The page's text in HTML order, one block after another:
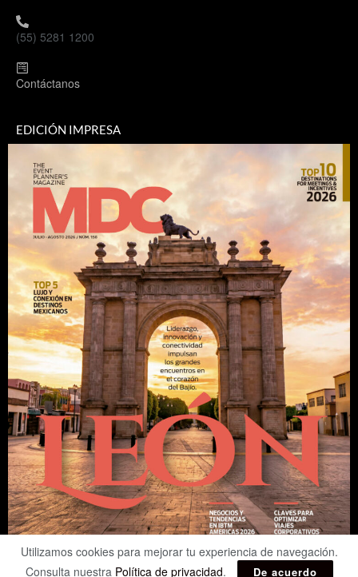
(55) 5281 1200
Contáctanos
EDICIÓN IMPRESA
Utilizamos cookies para mejorar tu experiencia de navegación.
Consulta nuestra Política de privacidad. De acuerdo